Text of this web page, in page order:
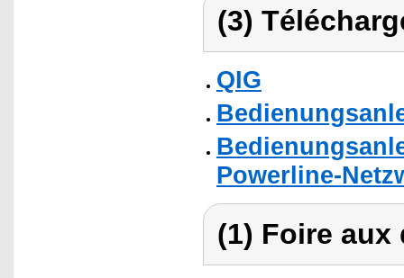
(3)
QIG
Powerline-
(1) Foire